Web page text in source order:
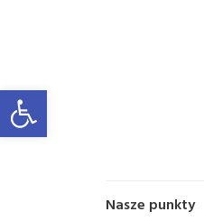
Otwórz pasek narzędzi
Nasze punkty